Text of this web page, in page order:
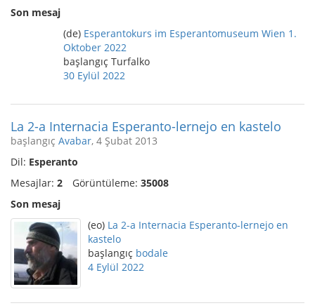
Son mesaj
(de) Esperantokurs im Esperantomuseum Wien 1.
Oktober 2022
başlangıç Turfalko
30 Eylül 2022
La 2-a Internacia Esperanto-lernejo en kastelo
başlangıç Avabar, 4 Şubat 2013
Dil: Esperanto
Mesajlar: 2 Görüntüleme: 35008
Son mesaj
(eo) La 2-a Internacia Esperanto-lernejo en
kastelo
başlangıç bodale
4 Eylül 2022